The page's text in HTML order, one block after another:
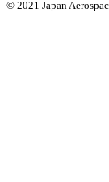
© 2021 Japan